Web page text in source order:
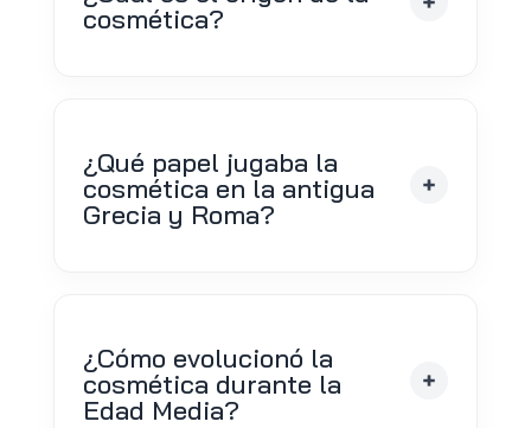
cosmética?
¿Qué papel jugaba la
cosmética en la antigua
Grecia y Roma?
¿Cómo evolucionó la
cosmética durante la
Edad Media?